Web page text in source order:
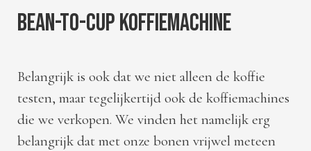
bean-to-cup koffiemachine
Belangrijk is ook dat we niet alleen de koffie
testen, maar tegelijkertijd ook de koffiemachines
die we verkopen. We vinden het namelijk erg
belangrijk dat met onze bonen vrijwel meteen